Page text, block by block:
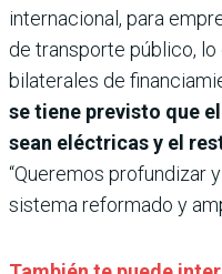
internacional, para
de transporte público,
bilaterales de
se tiene previsto que
sean eléctricas y el
“Queremos profundizar
sistema reformado y